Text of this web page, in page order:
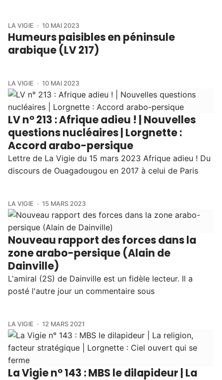
LA VIGIE 10 MAI 2023
Humeurs paisibles en péninsule
arabique (LV 217)
LA VIGIE 10 MAI 2023
LV n° 213 : Afrique adieu ! | Nouvelles
questions nucléaires | Lorgnette :
Accord arabo-persique
Lettre de La Vigie du 15 mars 2023 Afrique adieu ! Du
discours de Ouagadougou en 2017 à celui de Paris
LA VIGIE 15 MARS 2023
Nouveau rapport des forces dans la
zone arabo-persique (Alain de
Dainville)
L'amiral (2S) de Dainville est un fidèle lecteur. Il a
posté l'autre jour un commentaire sous
LA VIGIE 12 MARS 2021
La Vigie n° 143 : MBS le dilapideur | La